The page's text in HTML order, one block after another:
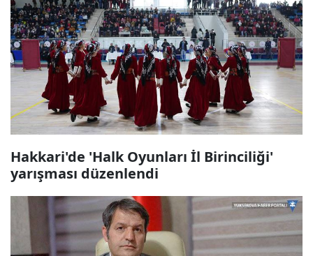
Hakkari'de 'Halk Oyunları İl Birinciliği'
yarışması düzenlendi